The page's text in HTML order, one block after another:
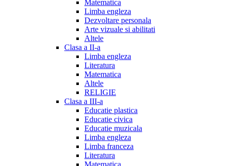
Matematica
Limba engleza
Dezvoltare personala
Arte vizuale si abilitati
Altele
Clasa a II-a
Limba engleza
Literatura
Matematica
Altele
RELIGIE
Clasa a III-a
Educatie plastica
Educatie civica
Educatie muzicala
Limba engleza
Limba franceza
Literatura